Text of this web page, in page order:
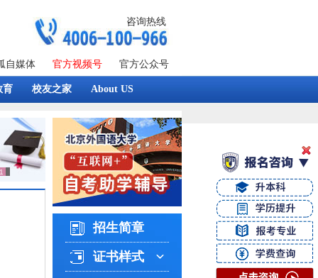
咨询热线
自媒体 官方视频号 官方公众号
育 校友之家 About US
招生简章
证书样式